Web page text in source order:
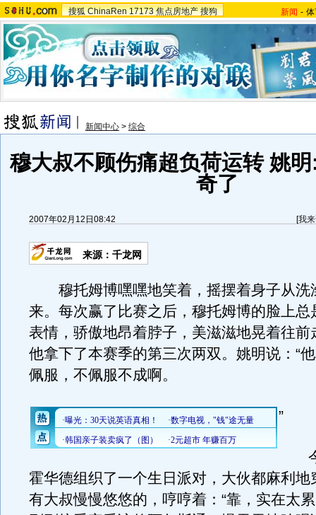
搜狐 ChinaRen 17173 焦点房地产 搜狗 新闻 -
新闻中心 > 综合
穆大叔不顾伤痛超负荷运转 姚
奇了
2007年02月12日08:42 [我
来源：千龙网
穆托姆博嘿嘿地笑着，摇摆着身子从洗
来。每次赢了比赛之后，穆托姆博的脸上总
表情，骄傲地昂着脖子，美滋滋地晃着往前
他拿下了本赛季的第三次两双。姚明说：“
佩服，不佩服不成啊。
”
今
霍华德组织了一个生日派对，大伙都麻利地
有大叔慢慢悠悠的，哼哼着：“靠，实在太